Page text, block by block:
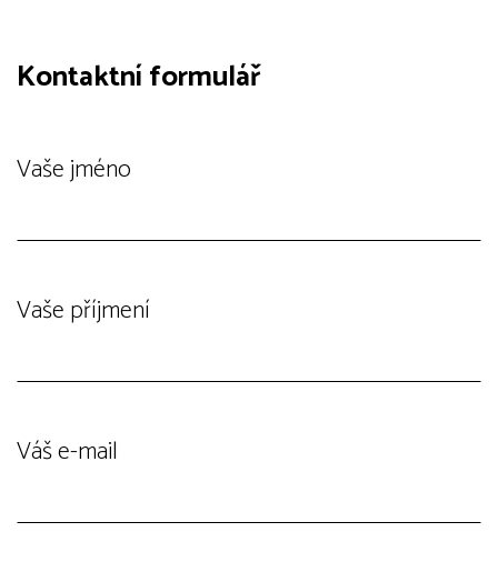
Kontaktní formulář
Vaše jméno
Vaše příjmení
Váš e-mail